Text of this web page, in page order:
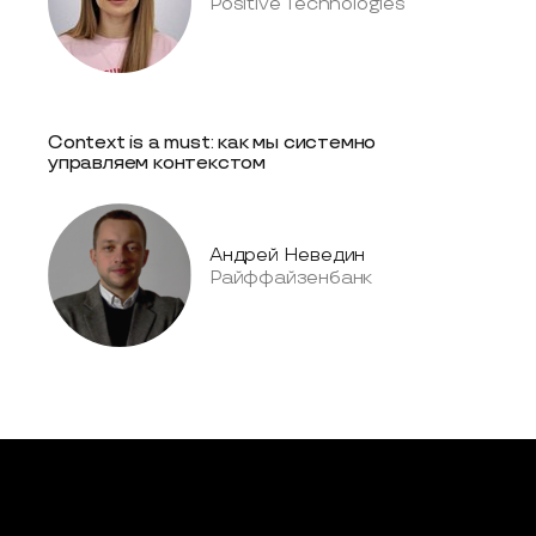
Context is a must: как мы системно
управляем контекстом
Андрей Неведин
Райффайзенбанк